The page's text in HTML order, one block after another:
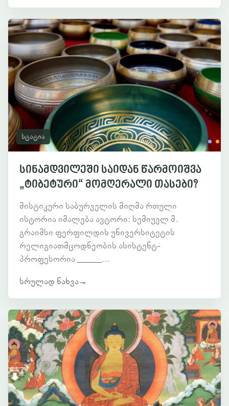
სტატია
სინამდვილეში საიდან წარმოიშვა
„ტიბეტური“ მომღერალი თასები?
მისტიკური საბურველის მიღმა რთული
ისტორია იმალება ავტორი: სემიუელ მ.
გრაიმსი ფერფილდის უნივერსიტეტის
რელიგიათმცოდნეობის ასისტენტ-
პროფესორია ______...
სრულად ნახვა→